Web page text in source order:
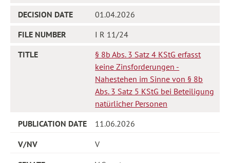
01.04.2026
I R 11/24
§ 8b Abs. 3 Satz 4 KStG erfasst
keine Zinsforderungen -
Nahestehen im Sinne von § 8b
Abs. 3 Satz 5 KStG bei Beteiligung
natürlicher Personen
11.06.2026
V